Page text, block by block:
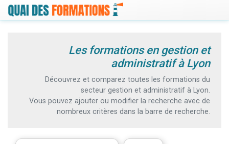
Les formations en gestion et
administratif à Lyon
Découvrez et comparez toutes les formations du
secteur gestion et administratif à Lyon.
Vous pouvez ajouter ou modifier la recherche avec de
nombreux critères dans la barre de recherche.